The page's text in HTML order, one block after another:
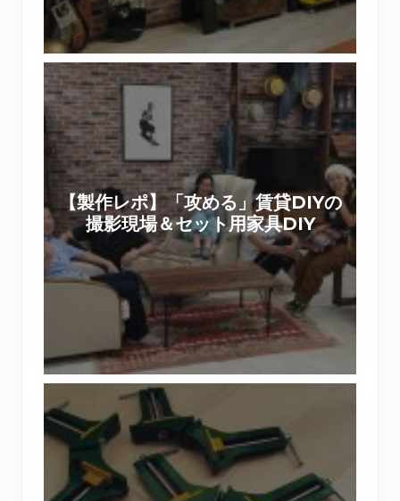
。
復
帰
き
る
壁
紙
デ
コ
マ
で
リ
メ
【製作レポ】「攻める」賃貸DIYの
撮影現場＆セット用家具DIY
製
作
レ
ポ
】
「
攻
め
」
貸
D
Y
の
撮
影
あ
る
と
便